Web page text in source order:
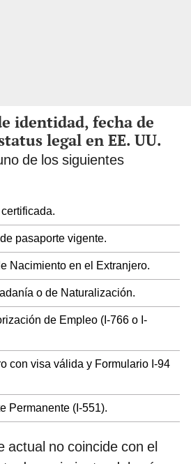
identidad, fecha de
legal en EE. UU.
de los siguientes
pasaporte vigente.
Nacimiento en el Extranjero.
o de Naturalización.
de Empleo (I-766 o I-
con visa válida y Formulario I-94
Permanente (I-551).
actual no coincide con el